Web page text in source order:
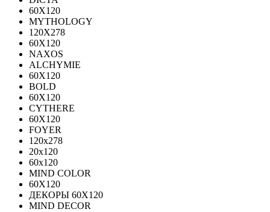
60X120
MYTHOLOGY
120X278
60X120
NAXOS
ALCHYMIE
60Х120
BOLD
60X120
CYTHERE
60X120
FOYER
120х278
20х120
60х120
MIND COLOR
60Х120
ДЕКОРЫ 60Х120
MIND DECOR